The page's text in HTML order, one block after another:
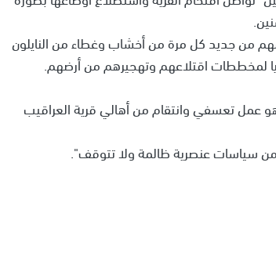
من جديد كل مرة من أخشاب وغطاء من النايلون
لمخططات اقتلاعهم وتهجيرهم من أرضهم.
عمل تعسفي وانتقام من أهالي قرية العراقيب
سياسات عنصرية ظالمة ولا تتوقف".